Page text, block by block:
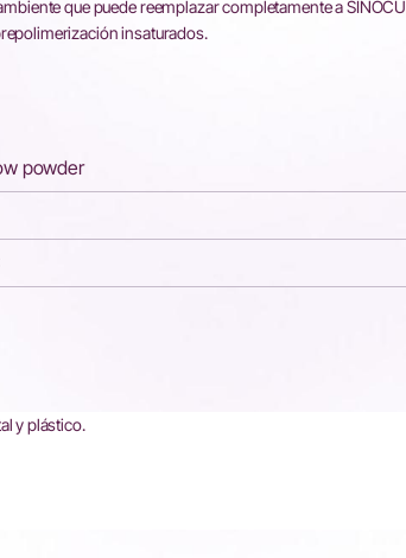
que puede reemplazar completamente a
insaturados.
powder
y plástico.